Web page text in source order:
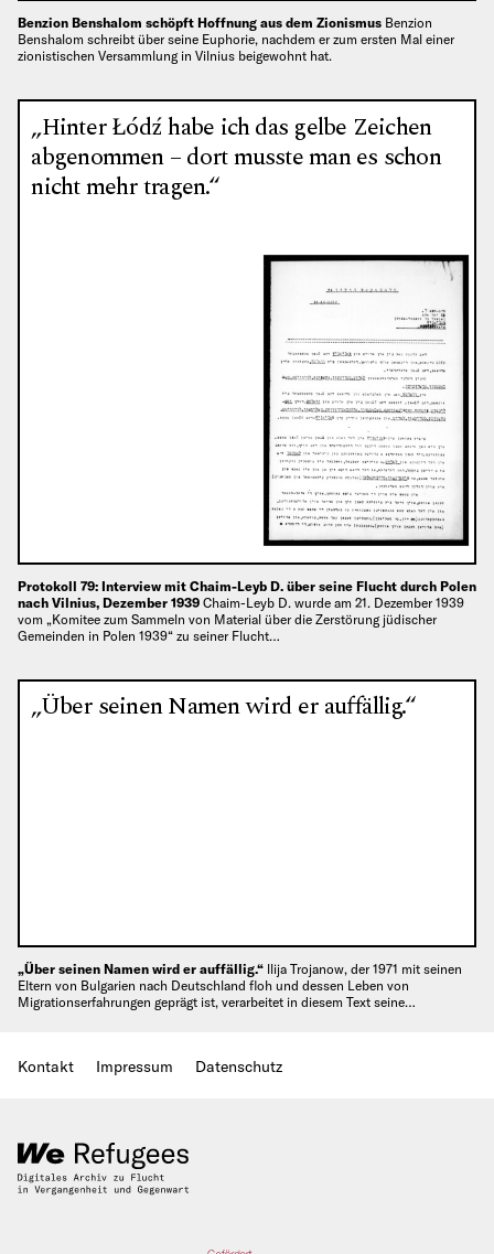
Benzion Benshalom schöpft Hoffnung aus dem Zionismus Benzion
Benshalom schreibt über seine Euphorie, nachdem er zum ersten Mal einer
zionistischen Versammlung in Vilnius beigewohnt hat.
„Hinter Łódź habe ich das gelbe Zeichen
abgenommen – dort musste man es schon
nicht mehr tragen.“
Protokoll 79: Interview mit Chaim-Leyb D. über seine Flucht durch Polen
nach Vilnius, Dezember 1939 Chaim-Leyb D. wurde am 21. Dezember 1939
vom „Komitee zum Sammeln von Material über die Zerstörung jüdischer
Gemeinden in Polen 1939“ zu seiner Flucht…
„Über seinen Namen wird er auffällig.“
„Über seinen Namen wird er auffällig.“ llija Trojanow, der 1971 mit seinen
Eltern von Bulgarien nach Deutschland floh und dessen Leben von
Migrationserfahrungen geprägt ist, verarbeitet in diesem Text seine…
Kontakt Impressum Datenschutz